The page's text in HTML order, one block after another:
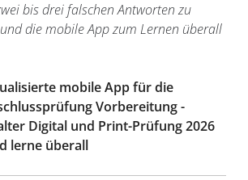
bis drei falschen Antworten zu
die mobile App zum Lernen überall
mobile App für die
Vorbereitung -
Digital und Print-Prüfung 2026
lerne überall